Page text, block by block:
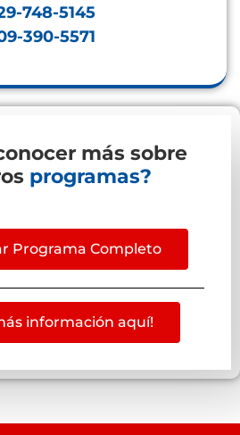
748-5145
390-5571
más sobre
programas?
Programa Completo
información aquí!